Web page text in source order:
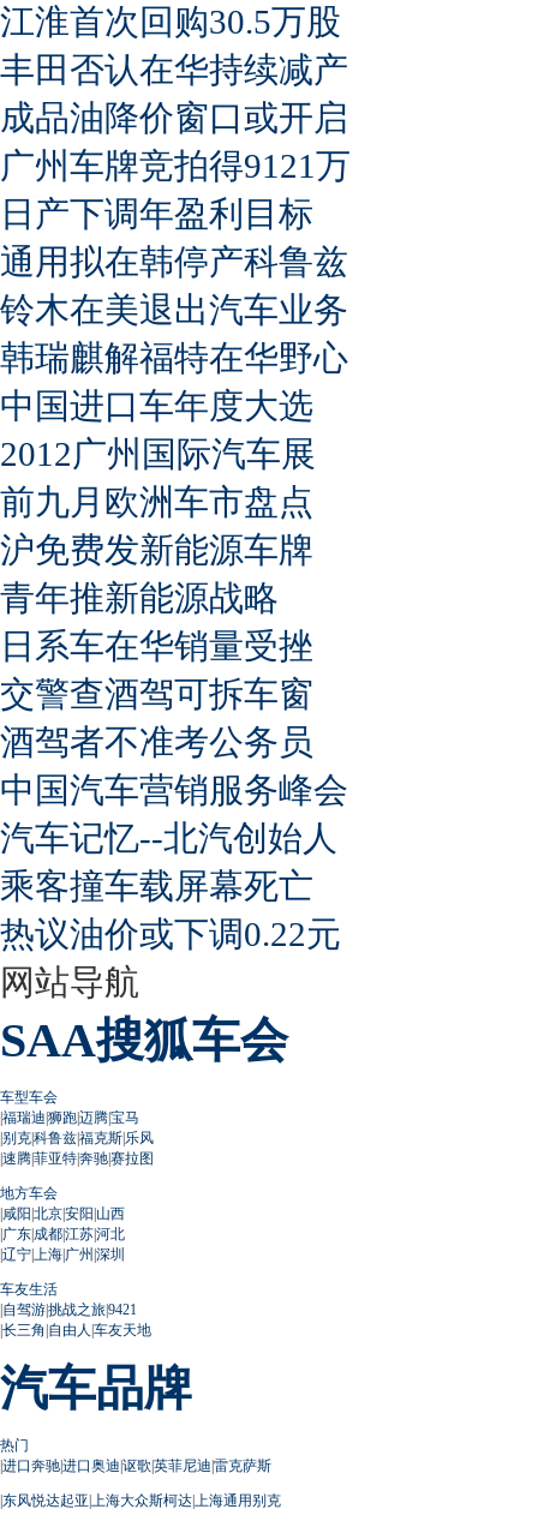
江淮首次回购30.5万股
丰田否认在华持续减产
成品油降价窗口或开启
广州车牌竞拍得9121万
日产下调年盈利目标
通用拟在韩停产科鲁兹
铃木在美退出汽车业务
韩瑞麒解福特在华野心
中国进口车年度大选
2012广州国际汽车展
前九月欧洲车市盘点
沪免费发新能源车牌
青年推新能源战略
日系车在华销量受挫
交警查酒驾可拆车窗
酒驾者不准考公务员
中国汽车营销服务峰会
汽车记忆--北汽创始人
乘客撞车载屏幕死亡
热议油价或下调0.22元
网站导航
SAA搜狐车会
车型车会
|福瑞迪|狮跑|迈腾|宝马
|别克|科鲁兹|福克斯|乐风
|速腾|菲亚特|奔驰|赛拉图
地方车会
|咸阳|北京|安阳|山西
|广东|成都|江苏|河北
|辽宁| 上海|广州 |深圳
车友生活
|自驾游|挑战之旅|9421
|长三角 |自由人 |车友天地
汽车品牌
热门
|进口奔驰|进口奥迪|讴歌|英菲尼迪|雷克萨斯
|东风悦达起亚| 上海大众斯柯达| 上海通用别克